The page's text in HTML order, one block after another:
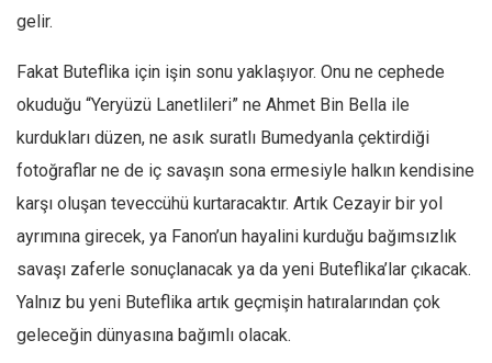
gelir.
Fakat Buteflika için işin sonu yaklaşıyor. Onu ne cephede
okuduğu “Yeryüzü Lanetlileri” ne Ahmet Bin Bella ile
kurdukları düzen, ne asık suratlı Bumedyanla çektirdiği
fotoğraflar ne de iç savaşın sona ermesiyle halkın kendisine
karşı oluşan teveccühü kurtaracaktır. Artık Cezayir bir yol
ayrımına girecek, ya Fanon’un hayalini kurduğu bağımsızlık
savaşı zaferle sonuçlanacak ya da yeni Buteflika’lar çıkacak.
Yalnız bu yeni Buteflika artık geçmişin hatıralarından çok
geleceğin dünyasına bağımlı olacak.